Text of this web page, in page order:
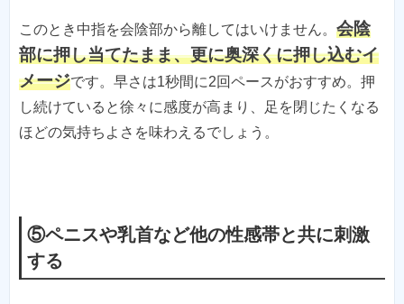
このとき中指を会陰部から離してはいけません。 会陰
部に押し当てたまま、更に奥深くに押し込むイ
メージです。早さは1秒間に2回ペースがおすすめ。押
し続けていると徐々に感度が高まり、足を閉じたくなる
ほどの気持ちよさを味わえるでしょう。
⑤ペニスや乳首など他の性感帯と共に刺激
する